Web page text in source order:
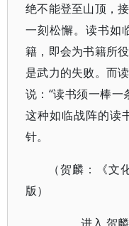
绝不能登至山顶，
一刻松懈。读书如
籍，即会为书籍所
是武力的失败。而
说：“读书须一棒一
这种如临战阵的读
针。
（贺麟：《
版）